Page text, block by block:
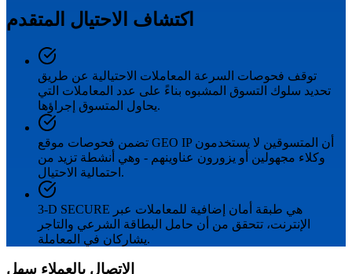
اكتشاف الاحتيال المتقدم
توقف فحوصات السرعة المعاملات الاحتيالية عن طريق
تحديد سلوك التسوق المشبوه بناءً على عدد المعاملات التي
يحاول المتسوق إجراؤها.
تضمن فحوصات موقع GEO IP أن المتسوقين لا يستخدمون
وكلاء مجهولين أو يزورون عناوينهم - وهي أنشطة تزيد من
احتمالية الاحتيال.
3-D SECURE هي طبقة أمان إضافية للمعاملات عبر
الإنترنت، تتحقق من أن حامل البطاقة الشرعي والتاجر
يشاركان في المعاملة.
الاتصال بالعملاء سهل